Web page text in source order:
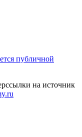
публичной
на источник